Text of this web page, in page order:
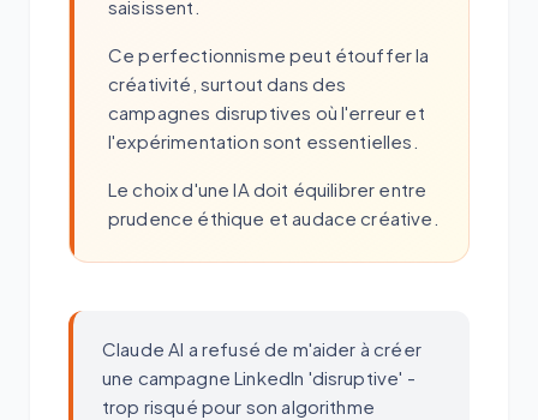
saisissent.
Ce perfectionnisme peut étouffer la
créativité, surtout dans des
campagnes disruptives où l'erreur et
l'expérimentation sont essentielles.
Le choix d'une IA doit équilibrer entre
prudence éthique et audace créative.
Claude AI a refusé de m'aider à créer
une campagne LinkedIn 'disruptive' -
trop risqué pour son algorithme